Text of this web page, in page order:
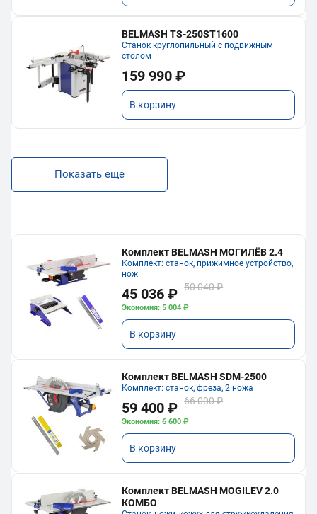
BELMASH TS-250ST1600
Станок круглопильный с подвижным
столом
159 990 ₽
В корзину
Показать еще
Комплект BELMASH МОГИЛЁВ 2.4
Комплект: станок, прижимное устройство,
нож
45 036 ₽ 50 040 ₽
Экономия: 5 004 ₽
В корзину
Комплект BELMASH SDM-2500
Комплект: станок, фреза, 2 ножа
59 400 ₽ 66 000 ₽
Экономия: 6 600 ₽
В корзину
Комплект BELMASH MOGILEV 2.0
КОМБО